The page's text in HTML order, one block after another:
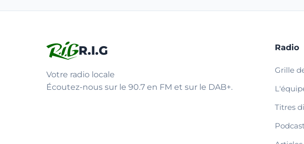
R.I.G
Votre radio locale
Écoutez-nous sur le 90.7 en FM et sur le DAB+.
Radio
Grille
Titres